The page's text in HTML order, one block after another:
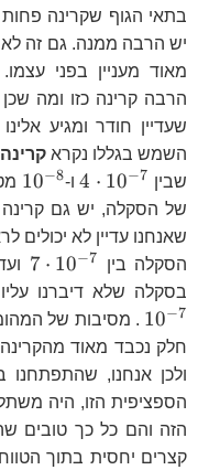
בתאי הגוף שקרינה
יש הרבה ממנה. גם זה לא
מאוד מעניין בפני
הרבה קרינה כזו ומה
שעדיין חודר ומגיע
השמש בגללו נקרא
שבין
4 ⋅ 10−7 ו- 10−8
של הסקלה, יש גם קרינה
שאנחנו עדיין לא יכולים
הסקלה בין
7 ⋅ 10−7
3}
בסקלה שלא דיברנו
10−7
. מסיבות של
חלק נכבד מאוד
ולכן אנחנו,
הספציפית הזו, היה
הזה והם כל כך טובים
קצרים יחסית בתוך